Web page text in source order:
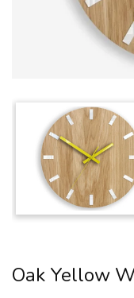
Oak Yellow